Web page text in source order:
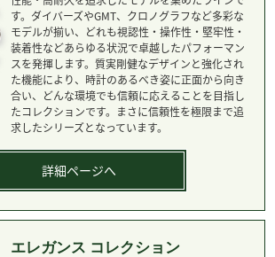
す。ダイバーズやGMT、クロノグラフなど多彩な
モデルが揃い、どれも視認性・操作性・堅牢性・
装着性などあらゆる状況で卓越したパフォーマン
スを発揮します。質実剛健なデザインと強化され
た機能により、時計のあるべき姿に正面から向き
合い、どんな環境でも信頼に応えることを目指し
たコレクションです。まさに信頼性を極限まで追
求したシリーズとなっています。
詳細ページへ
エレガンス コレクション